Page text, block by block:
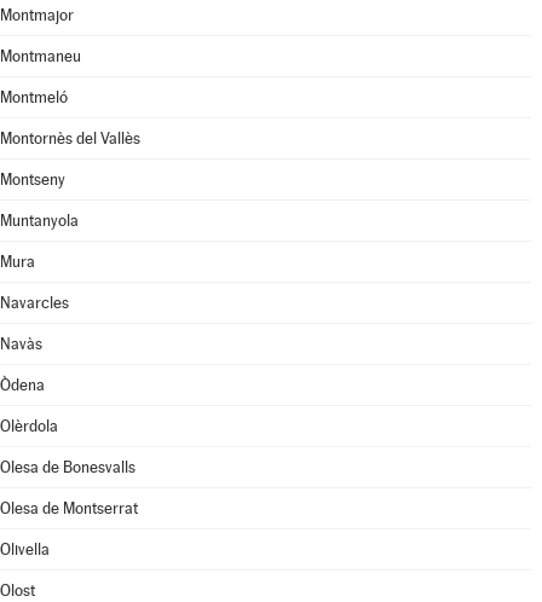
Montmajor
Montmaneu
Montmeló
Montornès del Vallès
Montseny
Muntanyola
Mura
Navarcles
Navàs
Òdena
Olèrdola
Olesa de Bonesvalls
Olesa de Montserrat
Olivella
Olost